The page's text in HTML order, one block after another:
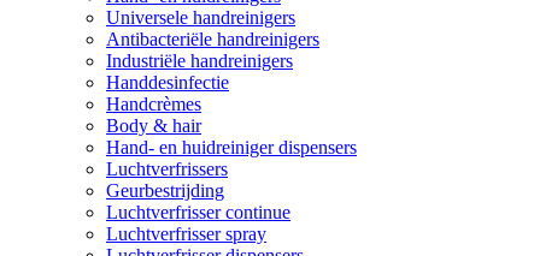
Universele handreinigers
Antibacteriële handreinigers
Industriële handreinigers
Handdesinfectie
Handcrèmes
Body & hair
Hand- en huidreiniger dispensers
Luchtverfrissers
Geurbestrijding
Luchtverfrisser continue
Luchtverfrisser spray